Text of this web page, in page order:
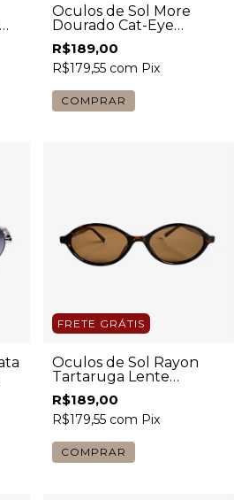
Óculos de Sol More
Dourado Cat-Eye
Feminino
R$189,00
R$179,55 com Pix
COMPRAR
FRETE GRÁTIS
Óculos de Sol Rayon
Tartaruga Lente
Marrom Feminino
R$189,00
R$179,55 com Pix
COMPRAR